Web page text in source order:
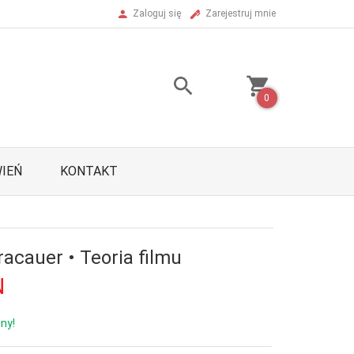
Zaloguj się Zarejestruj mnie
0
KONTAKT
• Teoria filmu